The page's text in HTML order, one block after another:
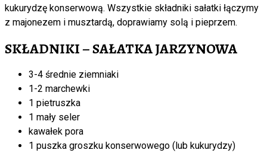
kukurydzę konserwową. Wszystkie składniki sałatki łączymy
z majonezem i musztardą, doprawiamy solą i pieprzem.
SKŁADNIKI – SAŁATKA JARZYNOWA
3-4 średnie ziemniaki
1-2 marchewki
1 pietruszka
1 mały seler
kawałek pora
1 puszka groszku konserwowego (lub kukurydzy)